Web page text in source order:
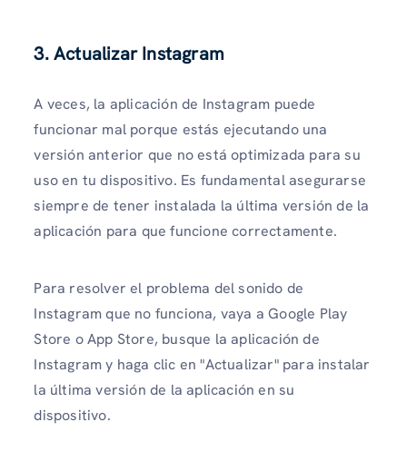
3. Actualizar Instagram
A veces, la aplicación de Instagram puede
funcionar mal porque estás ejecutando una
versión anterior que no está optimizada para su
uso en tu dispositivo. Es fundamental asegurarse
siempre de tener instalada la última versión de la
aplicación para que funcione correctamente.
Para resolver el problema del sonido de
Instagram que no funciona, vaya a Google Play
Store o App Store, busque la aplicación de
Instagram y haga clic en "Actualizar" para instalar
la última versión de la aplicación en su
dispositivo.